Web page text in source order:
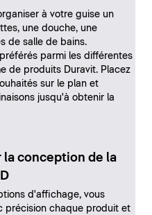
à votre guise un
une douche, une
de salle de bains.
parmi les différentes
de produits Duravit. Placez
sur le plan et
jusqu'à obtenir la
la conception de la
d'affichage, vous
précision chaque produit et